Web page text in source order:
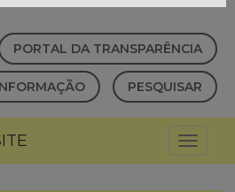
PORTAL DA TRANSPARÊNCIA
PESQUISAR